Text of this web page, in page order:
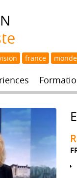
france monde